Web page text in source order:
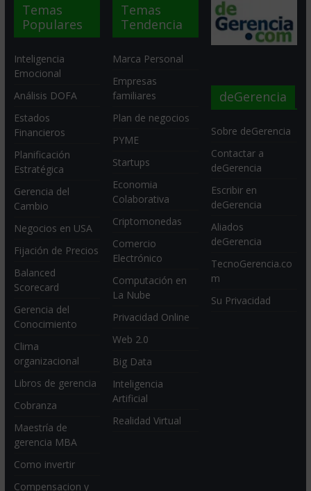
Temas
Populares
Inteligencia
Emocional
Análisis DOFA
Estados
Financieros
Planificación
Estratégica
Gerencia del
Cambio
Negocios en USA
Fijación de Precios
Balanced
Scorecard
Gerencia del
Conocimiento
Clima
organizacional
Libros de gerencia
Cobranza
Maestría de
gerencia MBA
Como invertir
Compensacion y
Temas
Tendencia
Marca Personal
Empresas
familiares
Plan de negocios
PYME
Startups
Economia
Colaborativa
Criptomonedas
Comercio
Electrónico
Computación en
La Nube
Privacidad Online
Web 2.0
Big Data
Inteligencia
Artificial
Realidad Virtual
deGerencia
Sobre deGerencia
Contactar a
deGerencia
Escribir en
deGerencia
Aliados
deGerencia
TecnoGerencia.co
m
Su Privacidad